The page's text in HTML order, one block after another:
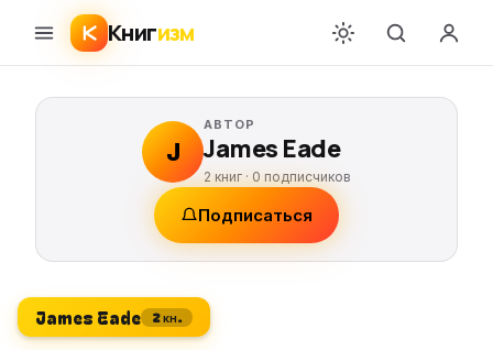
Книгизм
J
АВТОР
James Eade
2 книг · 0 подписчиков
Подписаться
James Eade 2 кн.